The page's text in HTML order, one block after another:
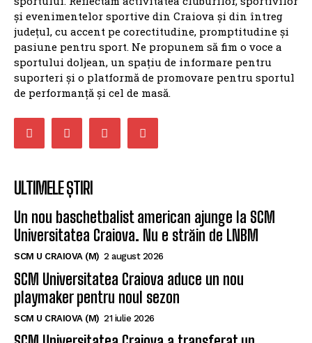
și evenimentelor sportive din Craiova și din întreg
județul, cu accent pe corectitudine, promptitudine și
pasiune pentru sport. Ne propunem să fim o voce a
sportului doljean, un spațiu de informare pentru
suporteri și o platformă de promovare pentru sportul
de performanță și cel de masă.
ULTIMELE ȘTIRI
Un nou baschetbalist american ajunge la SCM
Universitatea Craiova. Nu e străin de LNBM
SCM U CRAIOVA (M) 2 august 2026
SCM Universitatea Craiova aduce un nou
playmaker pentru noul sezon
SCM U CRAIOVA (M) 21 iulie 2026